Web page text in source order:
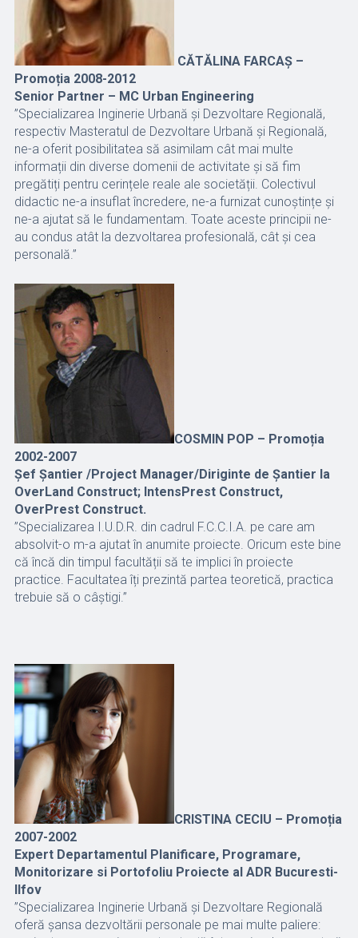
CĂTĂLINA FARCAȘ –
Promoția 2008-2012
Senior Partner – MC Urban Engineering
”Specializarea Inginerie Urbană și Dezvoltare Regională,
respectiv Masteratul de Dezvoltare Urbană și Regională,
ne-a oferit posibilitatea să asimilam cât mai multe
informații din diverse domenii de activitate și să fim
pregătiți pentru cerințele reale ale societății. Colectivul
didactic ne-a insuflat încredere, ne-a furnizat cunoștințe și
ne-a ajutat să le fundamentam. Toate aceste principii ne-
au condus atât la dezvoltarea profesională, cât și cea
personală.”
COSMIN POP – Promoția
2002-2007
Șef Șantier /Project Manager/Diriginte de Șantier la
OverLand Construct; IntensPrest Construct,
OverPrest Construct.
”Specializarea I.U.D.R. din cadrul F.C.C.I.A. pe care am
absolvit-o m-a ajutat în anumite proiecte. Oricum este bine
că încă din timpul facultății să te implici în proiecte
practice. Facultatea îți prezintă partea teoretică, practica
trebuie să o câștigi.”
CRISTINA CECIU – Promoția
2007-2002
Expert Departamentul Planificare, Programare,
Monitorizare si Portofoliu Proiecte al ADR Bucuresti-
Ilfov
”Specializarea Inginerie Urbană și Dezvoltare Regională
oferă șansa dezvoltării personale pe mai multe paliere: